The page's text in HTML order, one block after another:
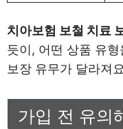
치아보험 보철 치료
듯이, 어떤 상품 유
보장 유무가 달라져
가입 전 유의